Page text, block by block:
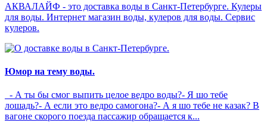
АКВАЛАЙФ - это доставка воды в Санкт-Петербурге. Кулеры
для воды. Интернет магазин воды, кулеров для воды. Сервис
кулеров.
Юмор на тему воды.
- А ты бы смог выпить целое ведро воды?- Я шо тебе
лошадь?- А если это ведро самогона?- А я шо тебе не казак? В
вагоне скорого поезда пассажир обращается к...